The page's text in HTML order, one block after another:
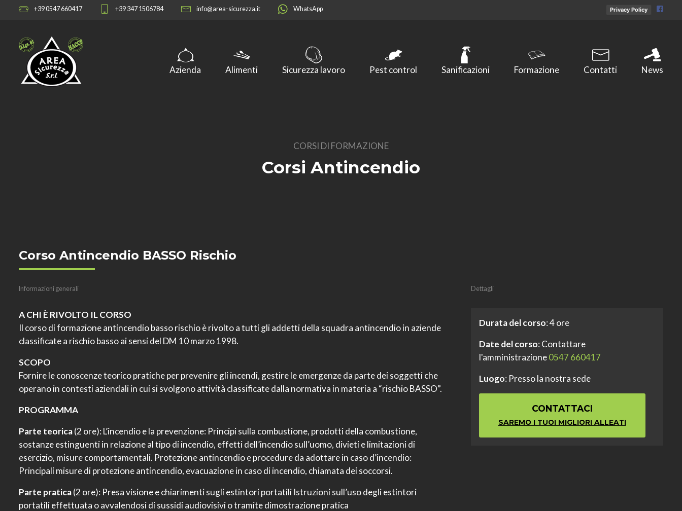
+39 0547 660417 +39 347 1506784 info@area-sicurezza.it WhatsApp Privacy Policy
Azienda Alimenti Sicurezza lavoro Pest control Sanificazioni Formazione Contatti News
CORSI DI FORMAZIONE
Corsi Antincendio
Corso Antincendio BASSO Rischio
Informazioni generali
A CHI È RIVOLTO IL CORSO
Il corso di formazione antincendio basso rischio è rivolto a tutti gli addetti della squadra antincendio in aziende
classificate a rischio basso ai sensi del DM 10 marzo 1998.
SCOPO
Fornire le conoscenze teorico pratiche per prevenire gli incendi, gestire le emergenze da parte dei soggetti che
operano in contesti aziendali in cui si svolgono attività classificate dalla normativa in materia a “rischio BASSO”.
PROGRAMMA
Parte teorica(2 ore): L’incendio e la prevenzione: Principi sulla combustione, prodotti della combustione,
sostanze estinguenti in relazione al tipo di incendio, effetti dell’incendio sull’uomo, divieti e limitazioni di
esercizio, misure comportamentali. Protezione antincendio e procedure da adottare in caso d’incendio:
Principali misure di protezione antincendio, evacuazione in caso di incendio, chiamata dei soccorsi.
Parte pratica(2 ore): Presa visione e chiarimenti sugli estintori portatili Istruzioni sull’uso degli estintori
portatili effettuata o avvalendosi di sussidi audiovisivi o tramite dimostrazione pratica
Dettagli
Durata del corso: 4 ore
Date del corso: Contattare
l'amministrazione0547 660417
Luogo: Presso la nostra sede
CONTATTACI
SAREMO I TUOI MIGLIORI ALLEATI